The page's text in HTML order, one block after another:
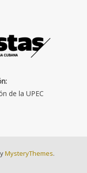
de la UPEC
MysteryThemes.